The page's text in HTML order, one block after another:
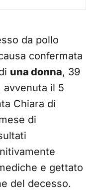
da pollo
confermata
una donna, 39
avvenuta il 5
Chiara di
di
e gettato
del decesso.